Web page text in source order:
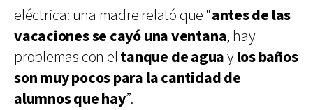
eléctrica: una madre relató que “antes de las
vacaciones se cayó una ventana, hay
problemas con eltanque de aguaylos baños
son muy pocos para la cantidad de
alumnos que hay”.